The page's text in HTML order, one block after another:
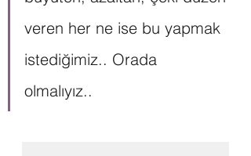
veren her ne ise bu yapmak
istediğimiz.. Orada
olmalıyız..